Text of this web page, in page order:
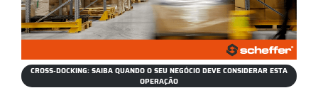
CROSS-DOCKING: SAIBA QUANDO O SEU NEGÓCIO DEVE CONSIDERAR ESTA
OPERAÇÃO